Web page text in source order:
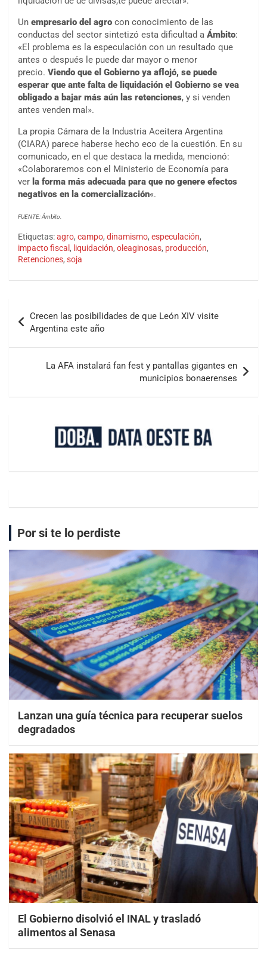
Un empresario del agro con conocimiento de las
conductas del sector sintetizó esta dificultad a Ámbito:
«El problema es la especulación con un resultado que
antes o después le puede dar mayor o menor
precio. Viendo que el Gobierno ya aflojó, se puede
esperar que ante falta de liquidación el Gobierno se vea
obligado a bajar más aún las retenciones, y si venden
antes venden mal».
La propia Cámara de la Industria Aceitera Argentina
(CIARA) parece haberse hecho eco de la cuestión. En su
comunicado, en el que destaca la medida, mencionó:
«Colaboraremos con el Ministerio de Economía para
ver la forma más adecuada para que no genere efectos
negativos en la comercialización«.
FUENTE: Ámbito.
Etiquetas:agro, campo, dinamismo, especulación,
impacto fiscal , liquidación, oleaginosas, producción,
Retenciones, soja
Crecen las posibilidades de que León XIV visite
Argentina este año
La AFA instalará fan fest y pantallas gigantes en
municipios bonaerenses
Por si te lo perdiste
Lanzan una guía técnica para recuperar suelos
degradados
El Gobierno disolvió el INAL y trasladó
alimentos al Senasa